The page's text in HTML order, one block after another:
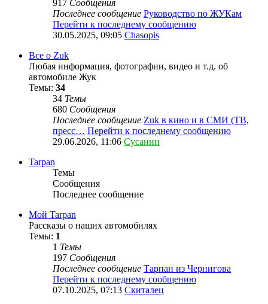
917 Сообщения
Последнее сообщение Руководство по ЖУКам
Перейти к последнему сообщению
30.05.2025, 09:05 Chasopis
Все о Zuk
Любая информация, фотографии, видео и т.д. об
автомобиле Жук
Темы: 34
34 Темы
680 Сообщения
Последнее сообщение Zuk в кино и в СМИ (ТВ,
пресс… Перейти к последнему сообщению
29.06.2026, 11:06 Сусанин
Tarpan
Темы
Сообщения
Последнее сообщение
Мой Tarpan
Рассказы о наших автомобилях
Темы: 1
1 Темы
197 Сообщения
Последнее сообщение Тарпан из Чернигова
Перейти к последнему сообщению
07.10.2025, 07:13 Скиталец